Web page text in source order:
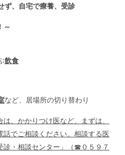
ず、自宅で療養、受診
～
飲食
など、居場所の切り替わり
、かかりつけ医など、まずは、
話でご相談ください。相談する医
診・相談センター」（☎０５９７